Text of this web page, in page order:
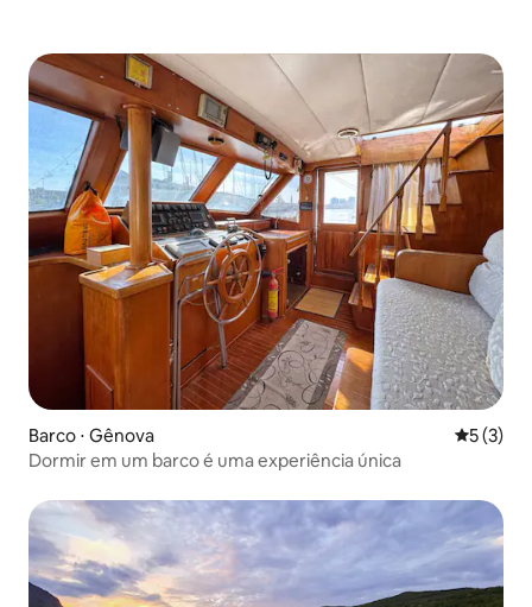
Barco ⋅ Gênova 5 de
5 (3)
Dormir em um barco é uma experiência única